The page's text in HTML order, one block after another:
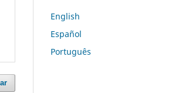
English
Español
Português